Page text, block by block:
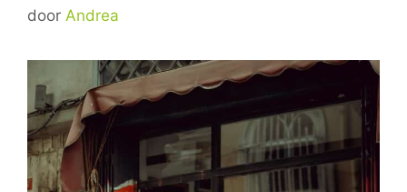
door Andrea